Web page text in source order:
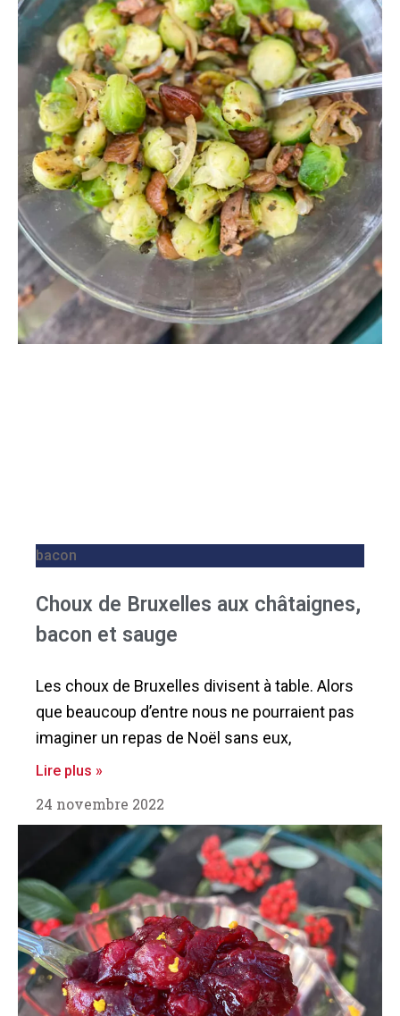
bacon
Choux de Bruxelles aux châtaignes,
bacon et sauge
Les choux de Bruxelles divisent à table. Alors
que beaucoup d’entre nous ne pourraient pas
imaginer un repas de Noël sans eux,
Lire plus »
24 novembre 2022